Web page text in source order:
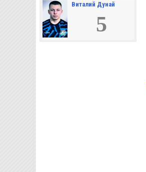
Виталий Дунай
5